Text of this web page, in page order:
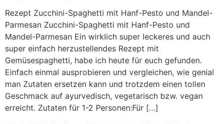
Rezept Zucchini-Spaghetti mit Hanf-Pesto und Mandel-
Parmesan Zucchini-Spaghetti mit Hanf-Pesto und
Mandel-Parmesan Ein wirklich super leckeres und auch
super einfach herzustellendes Rezept mit
Gemüsespaghetti, habe ich heute für euch gefunden.
Einfach einmal ausprobieren und vergleichen, wie genial
man Zutaten ersetzen kann und trotzdem einen tollen
Geschmack auf ayurvedisch, vegetarisch bzw. vegan
erreicht. Zutaten für 1-2 Personen:Für […]